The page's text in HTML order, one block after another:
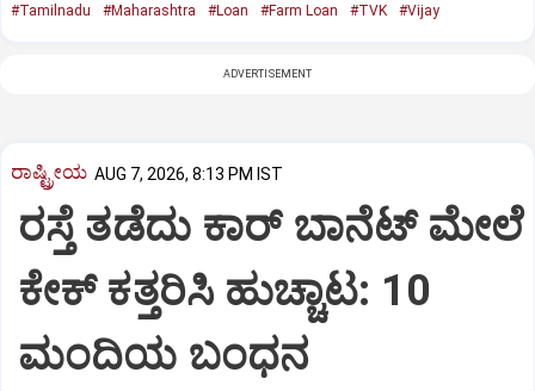
#Tamilnadu #Maharashtra #Loan #Farm Loan #TVK #Vijay
ADVERTISEMENT
ರಾಷ್ಟ್ರೀಯ AUG 7, 2026, 8:13 PM IST
ರಸ್ತೆ ತಡೆದು ಕಾರ್ ಬಾನೆಟ್ ಮೇಲೆ
ಕೇಕ್ ಕತ್ತರಿಸಿ ಹುಚ್ಚಾಟ: 10
ಮಂದಿಯ ಬಂಧನ